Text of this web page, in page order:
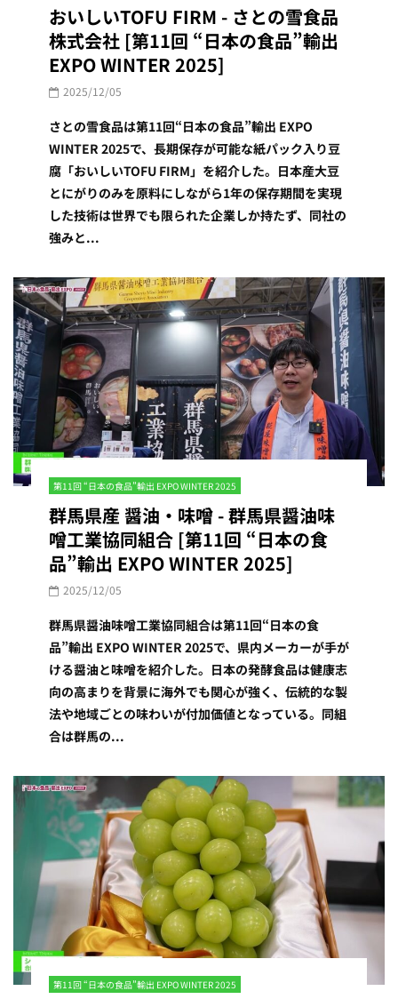
おいしいTOFU FIRM - さとの雪食品
株式会社 [第11回 “日本の食品”輸出
EXPO WINTER 2025]
2025/12/05
さとの雪食品は第11回“日本の食品”輸出 EXPO
WINTER 2025で、長期保存が可能な紙パック入り豆
腐「おいしいTOFU FIRM」を紹介した。日本産大豆
とにがりのみを原料にしながら1年の保存期間を実現
した技術は世界でも限られた企業しか持たず、同社の
強みと...
第11回 “日本の食品”輸出 EXPO WINTER 2025
群馬県産 醤油・味噌 - 群馬県醤油味
噌工業協同組合 [第11回 “日本の食
品”輸出 EXPO WINTER 2025]
2025/12/05
群馬県醤油味噌工業協同組合は第11回“日本の食
品”輸出 EXPO WINTER 2025で、県内メーカーが手が
ける醤油と味噌を紹介した。日本の発酵食品は健康志
向の高まりを背景に海外でも関心が強く、伝統的な製
法や地域ごとの味わいが付加価値となっている。同組
合は群馬の...
第11回 “日本の食品”輸出 EXPO WINTER 2025